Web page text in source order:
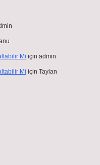
Mi için admin
Mi için Taylan